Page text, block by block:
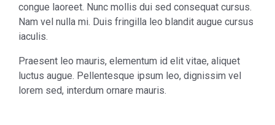
congue laoreet. Nunc mollis dui sed consequat cursus.
Nam vel nulla mi. Duis fringilla leo blandit augue cursus
iaculis.
Praesent leo mauris, elementum id elit vitae, aliquet
luctus augue. Pellentesque ipsum leo, dignissim vel
lorem sed, interdum ornare mauris.